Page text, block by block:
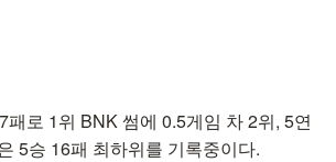
패로 1위 BNK 썸에 0.5게임 차 2위, 5연
5승 16패 최하위를 기록중이다.